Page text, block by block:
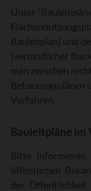
Unter
Bauleitplan) und
(verbindlicher
man zwischen
Bebauungsplänen
Verfahren.
Bauleitpläne im
Bitte
öffentlichen
der Öffentlichkeit